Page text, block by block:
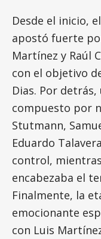
Desde el inicio,
apostó fuerte
Martínez y Raúl
con el objetivo
Dias. Por
compuesto por
Stutmann,
Eduardo
control,
encabezaba el
Finalmente, la
emocionante
con Luis